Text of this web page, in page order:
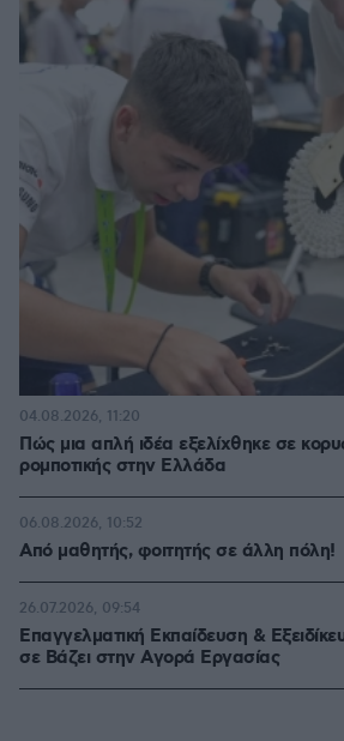
Πώς μια απλή ιδέα εξελίχθηκε σε
ρομποτικής στην Ελλάδα
04.08.2026, 11:20
Από μαθητής, φοιτητής σε άλλη πόλη!
06.08.2026, 10:52
Επαγγελματική Εκπαίδευση &
σε Bάζει στην Aγορά Eργασίας
26.07.2026, 09:54